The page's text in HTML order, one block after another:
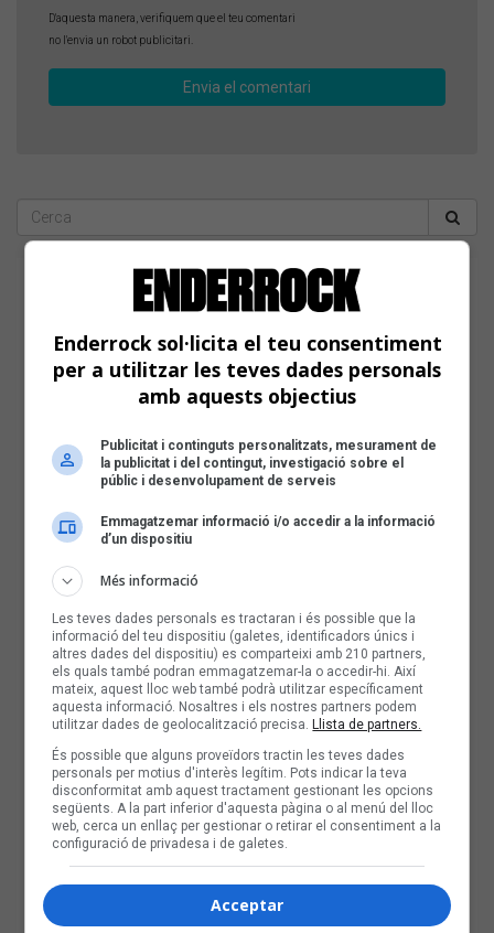
D'aquesta manera, verifiquem que el teu comentari
no l'envia un robot publicitari.
Enderrock sol·licita el teu consentiment
per a utilitzar les teves dades personals
amb aquests objectius
Publicitat i continguts personalitzats, mesurament de
la publicitat i del contingut, investigació sobre el
públic i desenvolupament de serveis
Emmagatzemar informació i/o accedir a la informació
d’un dispositiu
Més informació
Les teves dades personals es tractaran i és possible que la
informació del teu dispositiu (galetes, identificadors únics i
altres dades del dispositiu) es comparteixi amb 210 partners,
els quals també podran emmagatzemar-la o accedir-hi. Així
mateix, aquest lloc web també podrà utilitzar específicament
aquesta informació. Nosaltres i els nostres partners podem
utilitzar dades de geolocalització precisa.Llista de partners.
És possible que alguns proveïdors tractin les teves dades
personals per motius d'interès legítim. Pots indicar la teva
disconformitat amb aquest tractament gestionant les opcions
següents. A la part inferior d'aquesta pàgina o al menú del lloc
web, cerca un enllaç per gestionar o retirar el consentiment a la
configuració de privadesa i de galetes.
Acceptar